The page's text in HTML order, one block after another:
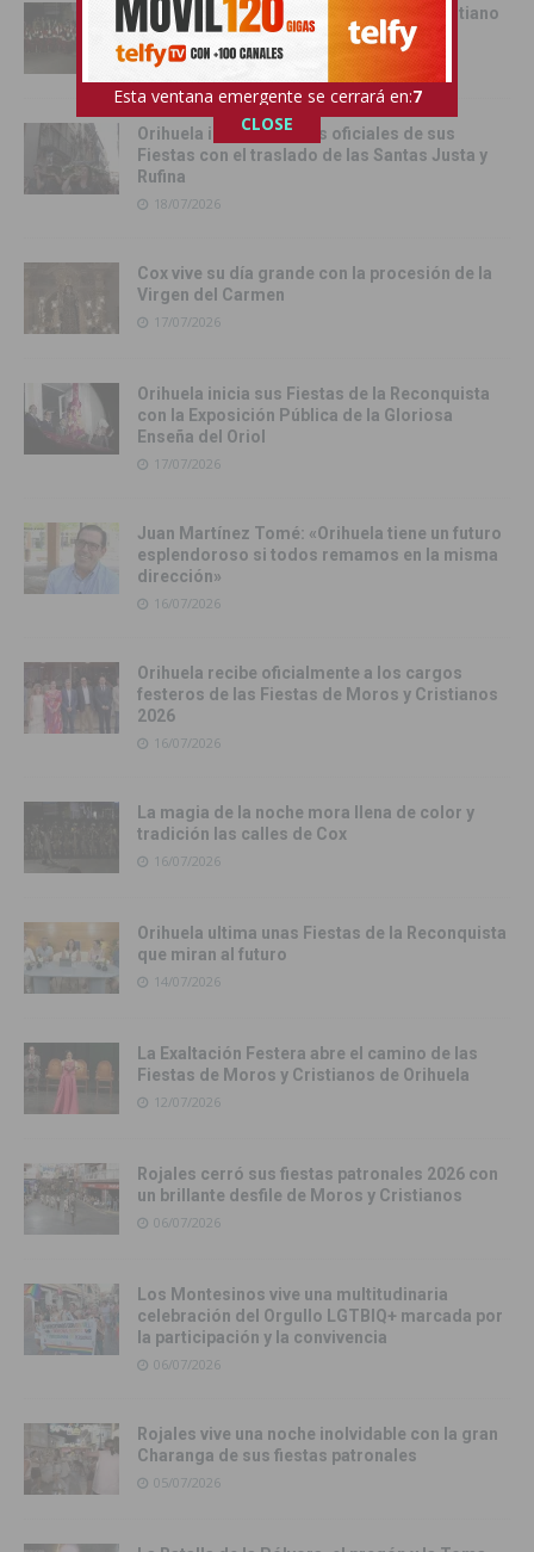
Cox se rinde al esplendor del Bando Cristiano
Orihuela inicia los actos oficiales de sus
Fiestas con el traslado de las Santas Justa y
Rufina
18/07/2026
Cox vive su día grande con la procesión de la
Virgen del Carmen
17/07/2026
Orihuela inicia sus Fiestas de la Reconquista
con la Exposición Pública de la Gloriosa
Enseña del Oriol
17/07/2026
Juan Martínez Tomé: «Orihuela tiene un futuro
esplendoroso si todos remamos en la misma
dirección»
16/07/2026
Orihuela recibe oficialmente a los cargos
festeros de las Fiestas de Moros y Cristianos
2026
16/07/2026
La magia de la noche mora llena de color y
tradición las calles de Cox
16/07/2026
Orihuela ultima unas Fiestas de la Reconquista
que miran al futuro
14/07/2026
La Exaltación Festera abre el camino de las
Fiestas de Moros y Cristianos de Orihuela
12/07/2026
Rojales cerró sus fiestas patronales 2026 con
un brillante desfile de Moros y Cristianos
06/07/2026
Los Montesinos vive una multitudinaria
celebración del Orgullo LGTBIQ+ marcada por
la participación y la convivencia
06/07/2026
Rojales vive una noche inolvidable con la gran
Charanga de sus fiestas patronales
05/07/2026
Esta ventana emergente se cerrará en:5
CLOSE